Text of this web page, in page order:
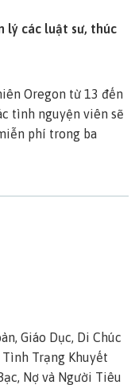
lý các luật sư, thúc
Oregon từ 13 đến
tình nguyện viên sẽ
phí trong ba
Giáo Dục, Di Chúc
Tình Trạng Khuyết
Nợ và Người Tiêu